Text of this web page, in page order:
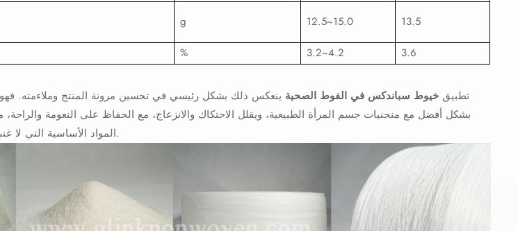
g 12.5~15.0 13.5
% 3.2~4.2 3.6
تطبيق خيوط سباندكس في الفوط الصحية ينعكس ذلك بشكل رئيسي في تحسين مرونة المنتج وملاءمته.
بشكل أفضل مع منحنيات جسم المرأة الطبيعية، ويقلل الاحتكاك والانزعاج، مع الحفاظ على النعومة
المواد الأساسية التي لا غنى عنها في صناعة الفوط الصحية.